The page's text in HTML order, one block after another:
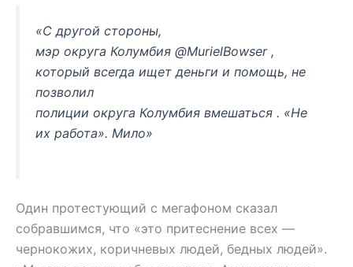
«С другой стороны,
мэр округа Колумбия @MurielBowser ,
который всегда ищет деньги и помощь, не
позволил
полиции округа Колумбия вмешаться . «Не
их работа». Мило»
Один протестующий с мегафоном сказал
собравшимся, что «это притеснение всех —
чернокожих, коричневых людей, бедных людей».